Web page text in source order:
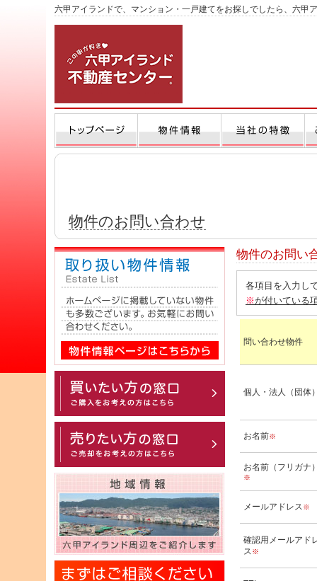
六甲アイランドで、マンション・一戸建てをお探しでしたら、六甲
物件のお問い合わせ
物件のお問い
各項目を入力し
※が付いている
問い合わせ物件
個人・法人（団体
お名前※
お名前（フリガナ
※
メールアドレス※
確認用メールアド
ス※